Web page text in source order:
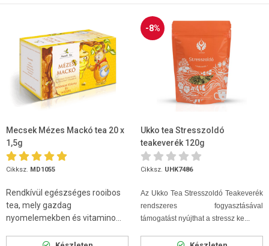
Mecsek Mézes Mackó tea 20 x
1,5g
Cikksz. MD1055
Rendkívül egészséges rooibos
tea, mely gazdag
nyomelemekben és vitamino...
-8%
Ukko tea Stresszoldó
teakeverék 120g
Cikksz. UHK7486
Az Ukko Tea Stresszoldó Teakeverék
rendszeres fogyasztásával
támogatást nyújthat a stressz ke...